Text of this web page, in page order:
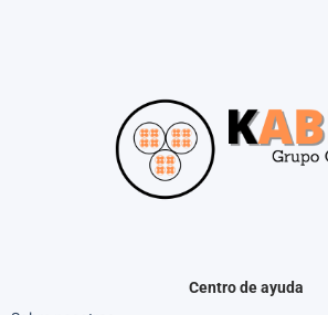
Centro de ayuda